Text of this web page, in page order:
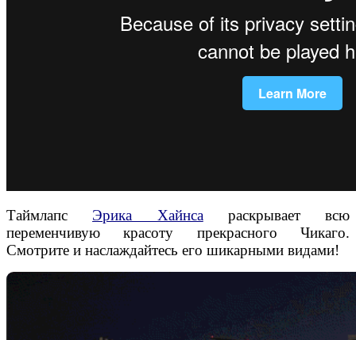
Таймлапс Эрика Хайнсараскрывает всю
переменчивую красоту прекрасного Чикаго.
Смотрите и наслаждайтесь его шикарными видами!